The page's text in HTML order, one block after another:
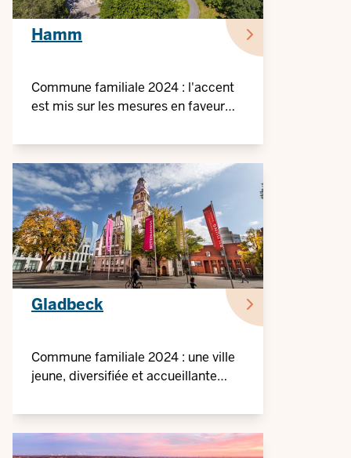
Hamm
Commune familiale 2024 : l'accent
est mis sur les mesures en faveur
Gladbeck
Commune familiale 2024 : une ville
jeune, diversifiée et accueillante